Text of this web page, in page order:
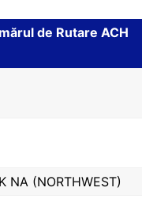
de Rutare ACH
NA (NORTHWEST)